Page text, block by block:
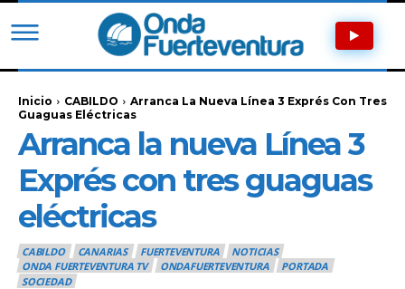
Inicio CABILDO
Arranca La Nueva Línea 3 Exprés Con Tres
Guaguas Eléctricas
Arranca la nueva Línea 3
Exprés con tres guaguas
eléctricas
CABILDO CANARIAS FUERTEVENTURA
NOTICIAS
ONDA FUERTEVENTURA TV
ONDAFUERTEVENTURA
PORTADA
SOCIEDAD